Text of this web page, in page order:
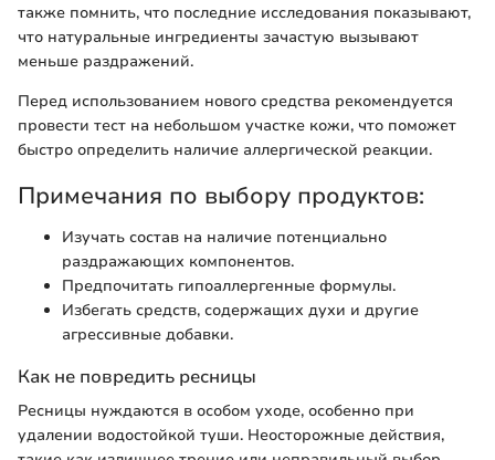
также помнить, что последние исследования показывают,
что натуральные ингредиенты зачастую вызывают
меньше раздражений.
Перед использованием нового средства рекомендуется
провести тест на небольшом участке кожи, что поможет
быстро определить наличие аллергической реакции.
Примечания по выбору продуктов:
Изучать состав на наличие потенциально
раздражающих компонентов.
Предпочитать гипоаллергенные формулы.
Избегать средств, содержащих духи и другие
агрессивные добавки.
Как не повредить ресницы
Ресницы нуждаются в особом уходе, особенно при
удалении водостойкой туши. Неосторожные действия,